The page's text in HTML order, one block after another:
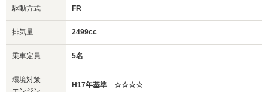
駆動方式 FR
排気量 2499cc
乗車定員 5名
環境対策
H17年基準 ☆☆☆☆